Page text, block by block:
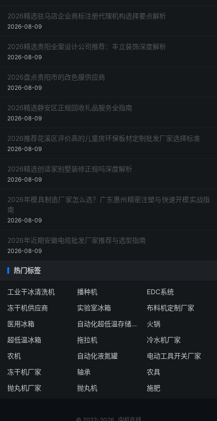
2026精选驻马店企业商标注册代理机构选择要点解析
2026-08-09
2026精选贵阳全案设计公司推荐：丰立装饰深度解析
2026-08-09
2026盘点贵阳市的改色膜供应商
2026-08-09
2026精选静安区正规回收礼品服务全指南
2026-08-09
2026推荐花溪区评价高的儿童房环保板材定制批发厂家选择标准
2026-08-09
2026精选创适家别墅装修正规吗深度解析
2026-08-09
2026年模具制造厂家怎么选？广东惠州精密注塑与快速开模实战指
南
2026-08-09
2026年近期安徽电缆批发厂家推荐与选型指南
2026-08-09
热门标签
工业干冰清洗机 播种机
EDC系统
冻干机供应商
实验室冰箱
布料机定制厂家
医用冰箱
自动化超低温存储系统厂家
火锅
超低温冰箱
拖拉机
冷水机厂家
农机
自动化液氮罐
电动工具开关厂家
冻干机厂家
轴承
农具
抛丸机厂家
抛丸机 施肥